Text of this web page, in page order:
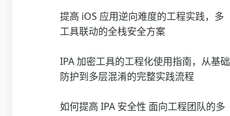
提高 iOS 应用逆向难度的工程实践，多
工具联动的全栈安全方案
IPA 加密工具的工程化使用指南，从基础
防护到多层混淆的完整实践流程
如何提高 IPA 安全性 面向工程团队的多